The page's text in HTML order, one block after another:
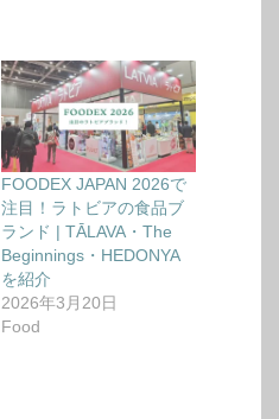
FOODEX JAPAN 2026で
注目！ラトビアの食品ブ
ランド | TĀLAVA・The
Beginnings・HEDONYA
を紹介
2026年3月20日
Food